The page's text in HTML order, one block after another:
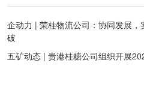
企动力 | 荣桂物流公司：协同发展
破
五矿动态 | 贵港桂糖公司组织开展